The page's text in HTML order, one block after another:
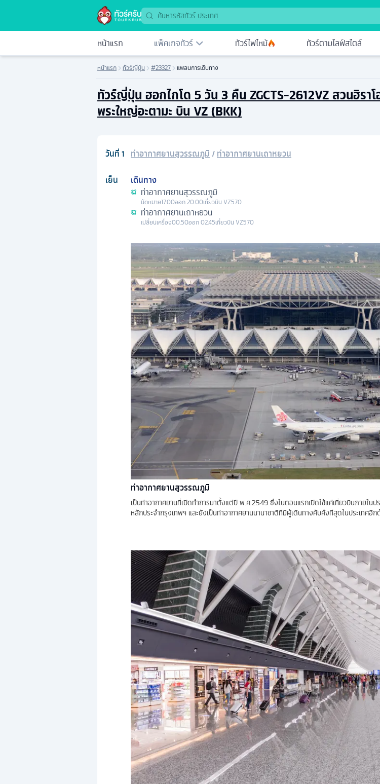
หน้าแรก แพ็คเกจทัวร์ ทัวร์ไฟไหม้ ทัวร์ตามไลฟ์สไตล์
หน้าแรก ทัวร์ญี่ปุ่น #23327 แพลนการเดินทาง
ทัวร์ญี่ปุ่น ฮอกไกโด 5 วัน 3 คืน ZGCTS-2612VZ สวนฮิรา
พระใหญ่อะตามะ บิน VZ (BKK)
วันที่1 ท่าอากาศยานสุวรรณภูมิ /ท่าอากาศยานเถาหยวน
เย็น
เดินทาง
ท่าอากาศยานสุวรรณภูมิ
นัดหมาย17.00ออก20.00เที่ยวบิน VZ570
ท่าอากาศยานเถาหยวน
เปลี่ยนเครื่อง00.50ออก02.45เที่ยวบิน VZ570
ท่าอากาศยานสุวรรณภูมิ
เป็นท่าอากาศยานที่เปิดทำการมาตั้งแต่ปี พ.ศ.2549 ซึ่งในตอนแรกเปิดใช้แค่เที่ยวบินภายในป
หลักประจำกรุงเทพฯ และยังเป็นท่าอากาศยานนานาชาติที่มีผู้เดินทางคับคั่งที่สุดในประเทศอีก